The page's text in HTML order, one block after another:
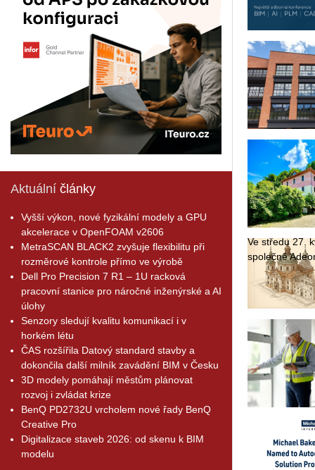
Aktuální články
Vyšší výkon, nové fyzikální modely a GPU
akcelerace v OpenFOAM v2606
MetraSCAN BLACK2 zvyšuje flexibilitu při
rozměrové kontrole přímo ve výrobě
Dell Pro Precision 7 R1 – 1U racková
pracovní stanice pro náročné inženýrské a AI
úlohy
Senzory sledují kvalitu komunikací i v
horkém létu
ČAS rozšířila Datový standard stavby a
dokončila další milník zavádění BIM v Česku
3D modely pomáhají městům plánovat
rozvoj i zvládat krize
BenQ PD2732U vrcholem nové řady BenQ
Creative Pro
Digitalizace staveb 2026: od skenu k BIM
modelu
Ve stře­du 27.
spo­leč­ně